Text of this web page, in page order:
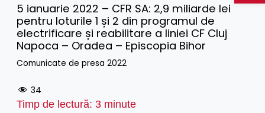
5 ianuarie 2022 – CFR SA: 2,9 miliarde lei
pentru loturile 1 și 2 din programul de
electrificare și reabilitare a liniei CF Cluj
Napoca – Oradea – Episcopia Bihor
Comunicate de presa 2022
34
Timp de lectură: 3 minute